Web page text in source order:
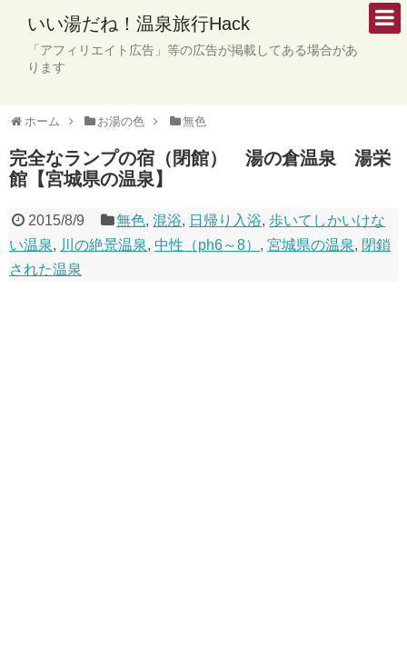
いい湯だね！温泉旅行Hack
「アフィリエイト広告」等の広告が掲載してある場合があ
ります
ホーム お湯の色 無色
完全なランプの宿（閉館） 湯の倉温泉 湯栄
館【宮城県の温泉】
2015/8/9 無色,混浴, 日帰り入浴,歩いてしかいけな
い温泉, 川の絶景温泉, 中性（ph6～8） , 宮城県の温泉, 閉鎖
された温泉